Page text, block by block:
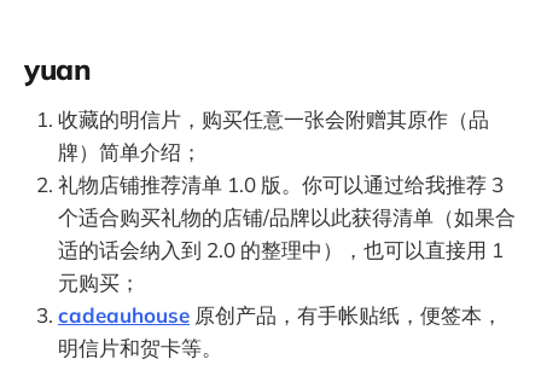
yuan
收藏的明信片，购买任意一张会附赠其原作（品
牌）简单介绍；
礼物店铺推荐清单 1.0 版。你可以通过给我推荐 3
个适合购买礼物的店铺/品牌以此获得清单（如果合
适的话会纳入到 2.0 的整理中），也可以直接用 1
元购买；
cadeauhouse 原创产品，有手帐贴纸，便签本，
明信片和贺卡等。